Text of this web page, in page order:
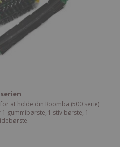
at holde din Roomba (500 serie)
gummibørste, 1 stiv børste, 1